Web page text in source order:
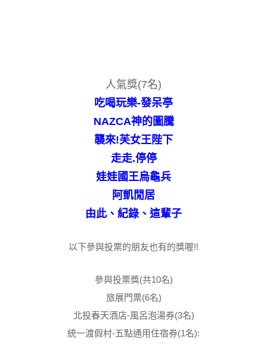
人氣獎(7名)
吃喝玩樂-發呆亭
NAZCA神的圖騰
襲來!芙女王陛下
走走.停停
娃娃國王烏龜兵
阿凱閒居
由此、紀錄、這輩子
以下參與投票的朋友也有的獎喔!!
參與投票獎(共10名)
旅展門票(6名)
北投春天酒店-風呂泡湯券(3名)
統一渡假村-五點通用住宿券(1名):